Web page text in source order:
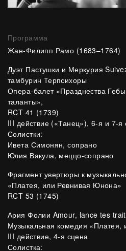
Программа
Жан-Филипп Рамо (1683–1764)
Дуэт Пастушки и Меркурия
тамбурин Терпсихоры
Опера-балет «Празднества
таланты»,
RCT 41 (1739)
III действие («Танец»), 6-я и 7-я
Солистки:
Ивета Симонян, сопрано
Юлия Вакула, меццо-сопрано
Фрагмент увертюры к
«Платея, или Ревнивая Юнона»
RCT 53 (1745)
Ария Фолии Amour, lance tes
Музыкальная комедия
III действие, 4-я сцена
Солистка: